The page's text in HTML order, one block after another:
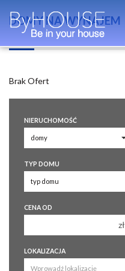
DOMY NA WYNAJEM
Brak Ofert
NIERUCHOMOŚĆ
TYP DOMU
CENA OD
zł
200 000 zł
LOKALIZACJA